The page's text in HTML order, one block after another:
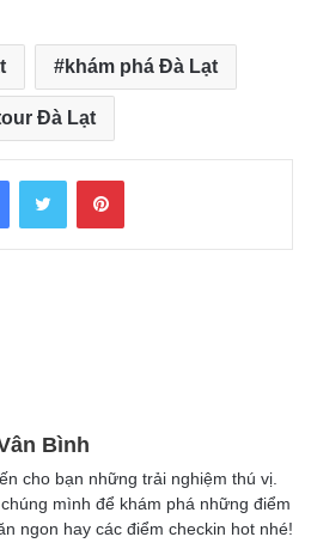
khám phá Đà Lạt
Đà Lạt
FacebookTwitter Pinterest
Bình
cho bạn những trải nghiệm thú vị.
mình để khám phá những điểm
ngon hay các điểm checkin hot nhé!